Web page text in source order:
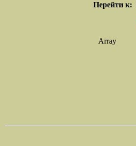
Перейти к:
Array